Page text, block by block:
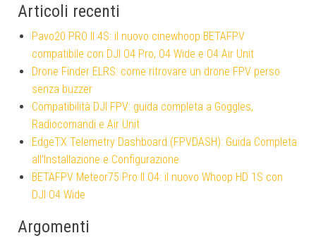
Articoli recenti
Pavo20 PRO II 4S: il nuovo cinewhoop BETAFPV
compatibile con DJI O4 Pro, O4 Wide e O4 Air Unit
Drone Finder ELRS: come ritrovare un drone FPV perso
senza buzzer
Compatibilità DJI FPV: guida completa a Goggles,
Radiocomandi e Air Unit
EdgeTX Telemetry Dashboard (FPVDASH): Guida Completa
all’Installazione e Configurazione
BETAFPV Meteor75 Pro II O4: il nuovo Whoop HD 1S con
DJI O4 Wide
Argomenti